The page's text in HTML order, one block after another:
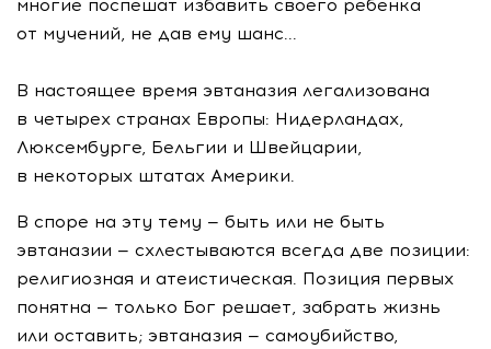
многие поспешат избавить своего ребенка
от мучений, не дав ему шанс...
В настоящее время эвтаназия легализована
в четырех странах Европы: Нидерландах,
Люксембурге, Бельгии и Швейцарии,
в некоторых штатах Америки.
В споре на эту тему — быть или не быть
эвтаназии — схлестываются всегда две позиции:
религиозная и атеистическая. Позиция первых
понятна — только Бог решает, забрать жизнь
или оставить; эвтаназия — самоубийство,